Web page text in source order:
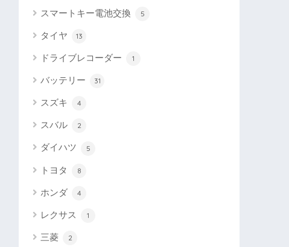
スマートキー電池交換 5
タイヤ 13
ドライブレコーダー 1
バッテリー 31
スズキ 4
スバル 2
ダイハツ 5
トヨタ 8
ホンダ 4
レクサス 1
三菱 2